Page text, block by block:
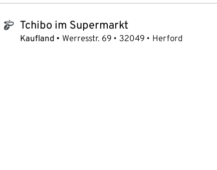
tchibo_logo Tchibo im Supermarkt
Kaufland Werresstr. 69 32049 Herford